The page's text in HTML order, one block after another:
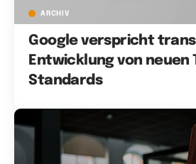
ARCHIV
Google verspricht
Entwicklung von neuen
Standards